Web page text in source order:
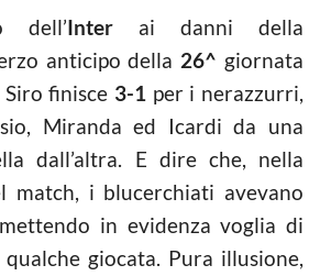
dell’Inter ai danni della
anticipo della 26^ giornata
Siro finisce 3-1per i nerazzurri,
Miranda ed Icardi da una
dall’altra. E dire che, nella
match, i blucerchiati avevano
in evidenza voglia di
giocata. Pura illusione,